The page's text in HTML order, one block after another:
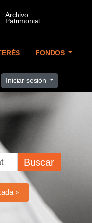
FONDOS
Iniciar sesión
Buscar
»